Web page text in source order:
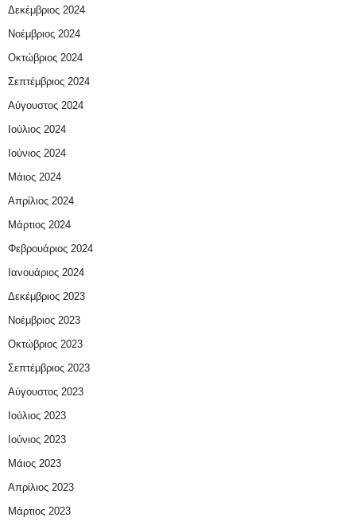
Δεκέμβριος 2024
Νοέμβριος 2024
Οκτώβριος 2024
Σεπτέμβριος 2024
Αύγουστος 2024
Ιούλιος 2024
Ιούνιος 2024
Μάιος 2024
Απρίλιος 2024
Μάρτιος 2024
Φεβρουάριος 2024
Ιανουάριος 2024
Δεκέμβριος 2023
Νοέμβριος 2023
Οκτώβριος 2023
Σεπτέμβριος 2023
Αύγουστος 2023
Ιούλιος 2023
Ιούνιος 2023
Μάιος 2023
Απρίλιος 2023
Μάρτιος 2023